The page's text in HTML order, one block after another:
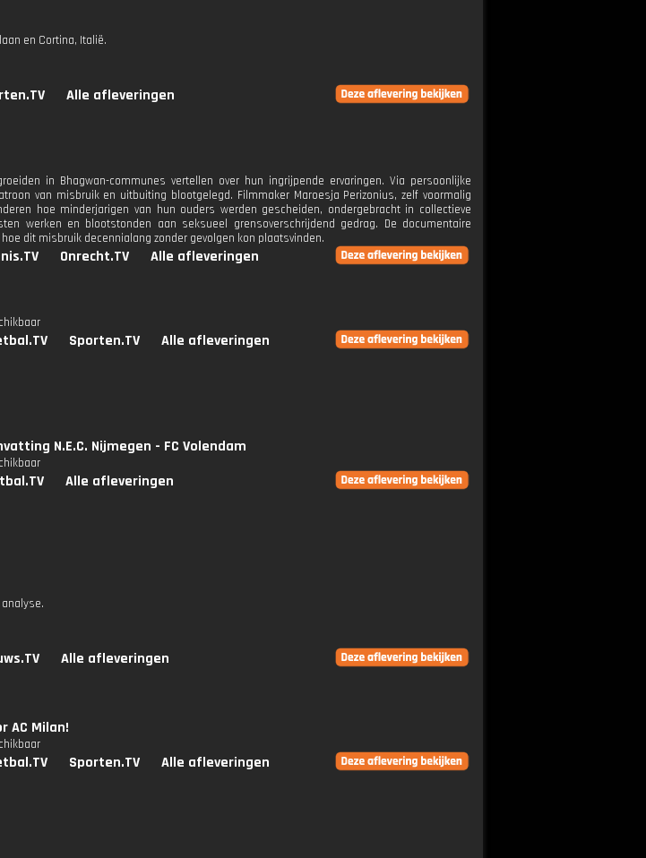
en Cortina, Italië.
Alle afleveringen
in Bhagwan-communes vertellen over hun ingrijpende ervaringen. Via persoonlijke
van misbruik en uitbuiting blootgelegd. Filmmaker Maroesja Perizonius, zelf voormalig
hoe minderjarigen van hun ouders werden gescheiden, ondergebracht in collectieve
werken en blootstonden aan seksueel grensoverschrijdend gedrag. De documentaire
dit misbruik decennialang zonder gevolgen kon plaatsvinden.
Onrecht.TV Alle afleveringen
Sporten.TV Alle afleveringen
N.E.C. Nijmegen - FC Volendam
Alle afleveringen
Alle afleveringen
AC Milan!
Sporten.TV Alle afleveringen